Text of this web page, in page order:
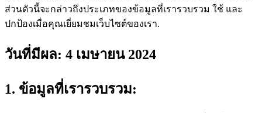
ส่วนตัวนี้จะกล่าวถึงประเภทของข้อมูลที่เรารวบรวม ใช้ และ
ปกป้องเมื่อคุณเยี่ยมชมเว็บไซต์ของเรา.
วันที่มีผล: 4 เมษายน 2024
1. ข้อมูลที่เรารวบรวม: